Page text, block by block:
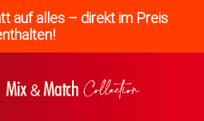
auf alles – direkt im Preis